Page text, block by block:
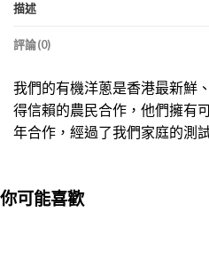
描述
評論(0)
我們的有機洋蔥是香港最新鮮
得信賴的農民合作，他們擁有
年合作，經過了我們家庭的測
你可能喜歡